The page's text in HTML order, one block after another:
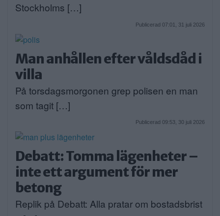
Stockholms […]
Publicerad 07:01, 31 juli 2026
Man anhållen efter våldsdåd i
villa
På torsdagsmorgonen grep polisen en man
som tagit […]
Publicerad 09:53, 30 juli 2026
Debatt: Tomma lägenheter –
inte ett argument för mer
betong
Replik på Debatt: Alla pratar om bostadsbrist